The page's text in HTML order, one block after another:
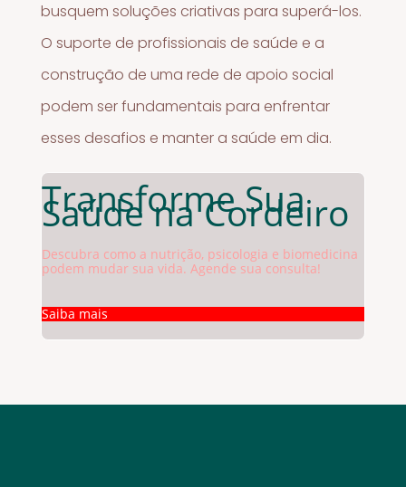
busquem soluções criativas para superá-los.
O suporte de profissionais de saúde e a
construção de uma rede de apoio social
podem ser fundamentais para enfrentar
esses desafios e manter a saúde em dia.
Transforme Sua
Saúde na Cordeiro
Descubra como a nutrição, psicologia e biomedicina
podem mudar sua vida. Agende sua consulta!
Saiba mais